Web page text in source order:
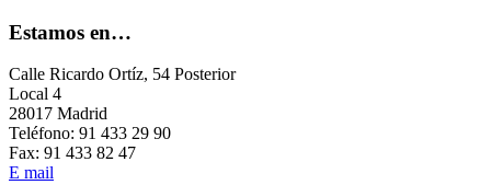
Estamos en…
Calle Ricardo Ortíz, 54 Posterior
Local 4
28017 Madrid
Teléfono: 91 433 29 90
Fax: 91 433 82 47
E mail